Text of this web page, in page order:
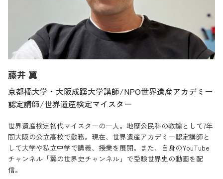
藤井 翼
京都橘大学・大阪成蹊大学講師/NPO世界遺産アカデミー
認定講師/世界遺産検定マイスター
世界遺産検定初代マイスターの一人。地歴公民科の教諭として7年
間大阪の公立高校で勤務。現在、世界遺産アカデミー認定講師と
して大学や私立中学で講義、授業を展開。また、自身のYouTube
チャンネル「翼の世界史チャンネル」で受験世界史の動画を配
信。